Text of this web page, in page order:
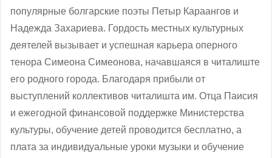
популярные болгарские поэты Петыр Караангов и
Надежда Захариева. Гордость местных культурных
деятелей вызывает и успешная карьера оперного
тенора Симеона Симеонова, начавшаяся в читалиште
его родного города. Благодаря прибыли от
выступлений коллективов читалишта им. Отца Паисия
и ежегодной финансовой поддержке Министерства
культуры, обучение детей проводится бесплатно, а
плата за индивидуальные уроки музыки и обучение